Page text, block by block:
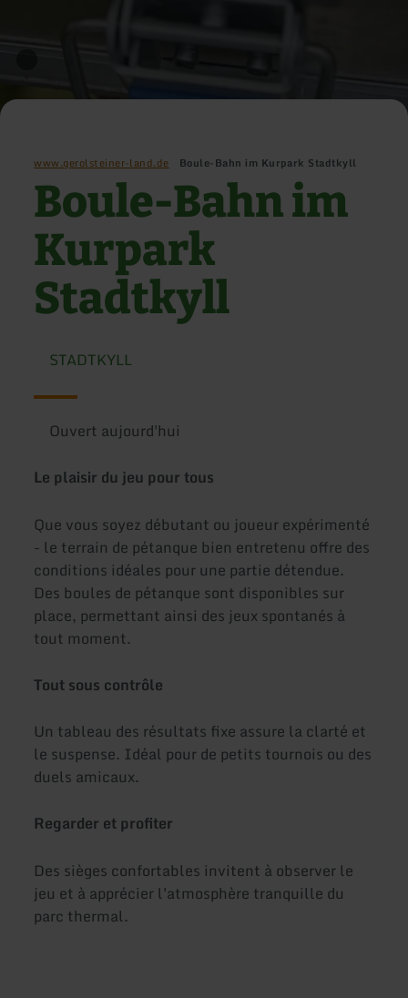
www.gerolsteiner-land.de Boule-Bahn im Kurpark Stadtkyll
Boule-Bahn im
Kurpark
Stadtkyll
STADTKYLL
Ouvert aujourd'hui
Le plaisir du jeu pour tous
Que vous soyez débutant ou joueur expérimenté
- le terrain de pétanque bien entretenu offre des
conditions idéales pour une partie détendue.
Des boules de pétanque sont disponibles sur
place, permettant ainsi des jeux spontanés à
tout moment.
Tout sous contrôle
Un tableau des résultats fixe assure la clarté et
le suspense. Idéal pour de petits tournois ou des
duels amicaux.
Regarder et profiter
Des sièges confortables invitent à observer le
jeu et à apprécier l'atmosphère tranquille du
parc thermal.